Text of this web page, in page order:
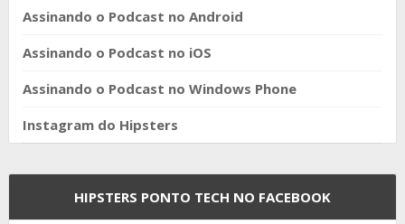
Assinando o Podcast no Android
Assinando o Podcast no iOS
Assinando o Podcast no Windows Phone
Instagram do Hipsters
HIPSTERS PONTO TECH NO FACEBOOK